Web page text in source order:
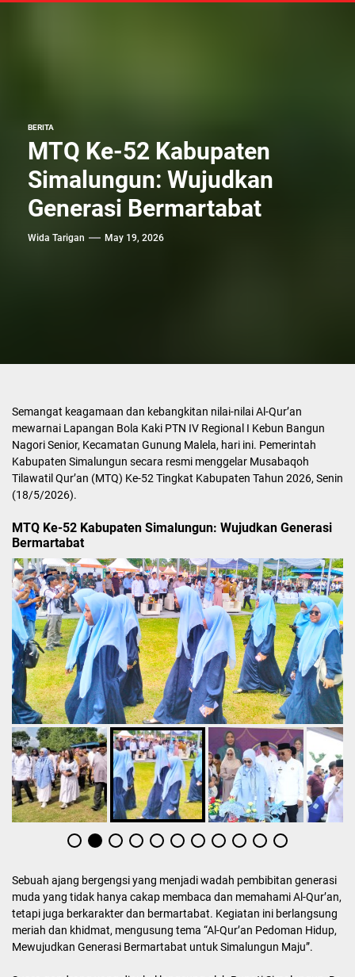
BERITA
MTQ Ke-52 Kabupaten
Simalungun: Wujudkan
Generasi Bermartabat
Wida Tarigan May 19, 2026
Semangat keagamaan dan kebangkitan nilai-nilai Al-Qur’an
mewarnai Lapangan Bola Kaki PTN IV Regional I Kebun Bangun
Nagori Senior, Kecamatan Gunung Malela, hari ini. Pemerintah
Kabupaten Simalungun secara resmi menggelar Musabaqoh
Tilawatil Qur’an (MTQ) Ke-52 Tingkat Kabupaten Tahun 2026, Senin
(18/5/2026).
MTQ Ke-52 Kabupaten Simalungun: Wujudkan Generasi
Bermartabat
Sebuah ajang bergengsi yang menjadi wadah pembibitan generasi
muda yang tidak hanya cakap membaca dan memahami Al-Qur’an,
tetapi juga berkarakter dan bermartabat. Kegiatan ini berlangsung
meriah dan khidmat, mengusung tema “Al-Qur’an Pedoman Hidup,
Mewujudkan Generasi Bermartabat untuk Simalungun Maju”.